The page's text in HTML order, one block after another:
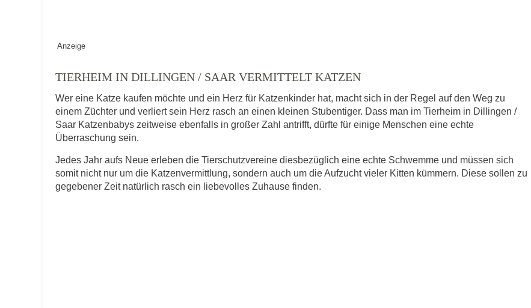
Alter des Tiers
Beschreibung des Tiers*
Anzeige
TIERHEIM IN DILLINGEN / SAAR VERMITTELT KATZEN
Wer eine Katze kaufen möchte und ein Herz für Katzenkinder hat, macht sich in der Regel auf den Weg zu
einem Züchter und verliert sein Herz rasch an einen kleinen Stubentiger. Dass man im Tierheim in Dillingen /
Saar Katzenbabys zeitweise ebenfalls in großer Zahl antrifft, dürfte für einige Menschen eine echte
Überraschung sein.
Jedes Jahr aufs Neue erleben die Tierschutzvereine diesbezüglich eine echte Schwemme und müssen sich
somit nicht nur um die Katzenvermittlung, sondern auch um die Aufzucht vieler Kitten kümmern. Diese sollen zu
gegebener Zeit natürlich rasch ein liebevolles Zuhause finden.